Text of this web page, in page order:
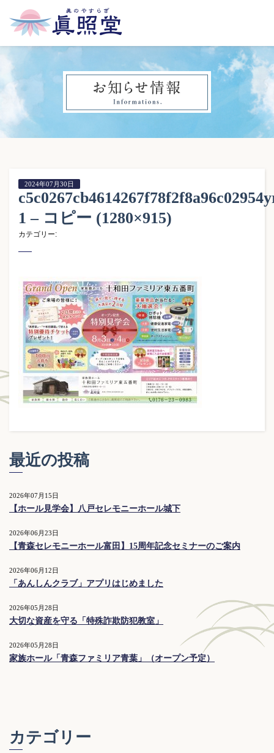
2024年07月30日
1 – コピー (1280×915)
カテゴリー:
最近の投稿
2026年07月15日
【ホール見学会】八戸セレモニーホール城下
2026年06月23日
【青森セレモニーホール富田】15周年記念セミナーのご案内
2026年06月12日
「あんしんクラブ」アプリはじめました
2026年05月28日
大切な資産を守る「特殊詐欺防犯教室」
2026年05月28日
家族ホール「青森ファミリア青葉」（オープン予定）
カテゴリー